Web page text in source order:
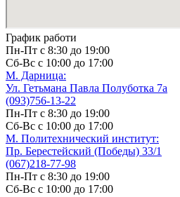
График работи
Пн-Пт с 8:30 до 19:00
Сб-Вс с 10:00 до 17:00
М. Дарницa:
Ул. Гетьмана Павла Полуботка 7а
(093)756-13-22
Пн-Пт с 8:30 до 19:00
Сб-Вс с 10:00 до 17:00
М. Политехнический институт:
Пр. Берестейский (Победы) 33/1
(067)218-77-98
Пн-Пт с 8:30 до 19:00
Сб-Вс с 10:00 до 17:00